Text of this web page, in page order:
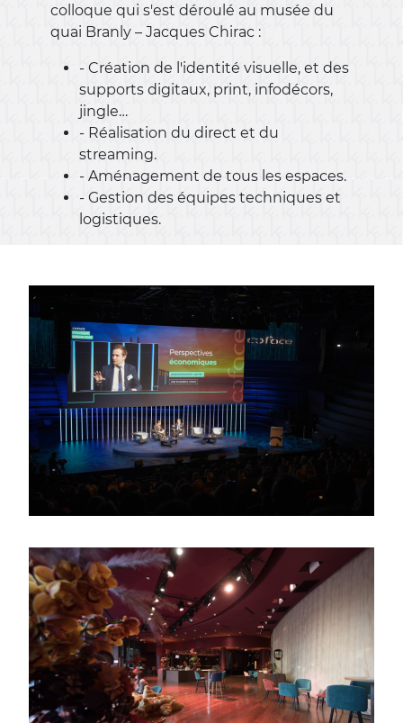
colloque qui s'est déroulé au musée du
quai Branly – Jacques Chirac :
- Création de l'identité visuelle, et des
supports digitaux, print, infodécors,
jingle…
- Réalisation du direct et du
streaming.
- Aménagement de tous les espaces.
- Gestion des équipes techniques et
logistiques.